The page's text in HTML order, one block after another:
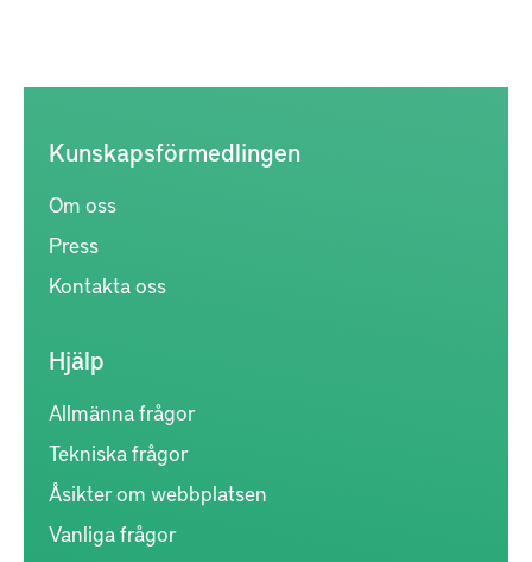
Kunskapsförmedlingen
Om oss
Press
Kontakta oss
Hjälp
Allmänna frågor
Tekniska frågor
Åsikter om webbplatsen
Vanliga frågor